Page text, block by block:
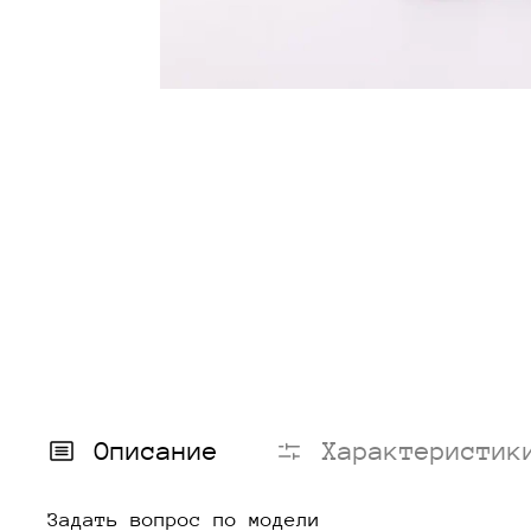
Описание
Задать вопрос по модели